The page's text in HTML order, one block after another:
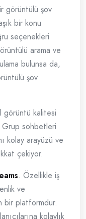
görüntülü şov
bir konu
seçenekleri
arama ve
bulunsa da,
şov
görüntü kalitesi
Grup sohbetleri
kolay arayüzü ve
çekiyor.
. Özellikle iş
ve
bir platformdur.
kolaylık